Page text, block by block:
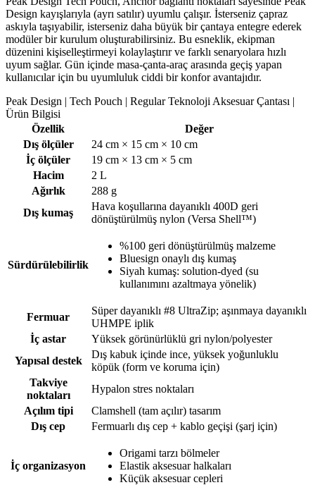
Design kayışlarıyla (ayrı satılır) uyumlu çalışır. İsterseniz çapraz
askıyla taşıyabilir, isterseniz daha büyük bir çantaya entegre ederek
modüler bir kurulum oluşturabilirsiniz. Bu esneklik, ekipman
düzenini kişiselleştirmeyi kolaylaştırır ve farklı senaryolara hızlı
uyum sağlar. Gün içinde masa-çanta-araç arasında geçiş yapan
kullanıcılar için bu uyumluluk ciddi bir konfor avantajıdır.
Peak Design | Tech Pouch | Regular Teknoloji Aksesuar Çantası |
Ürün Bilgisi
Özellik
Değer
Dış ölçüler
24 cm × 15 cm × 10 cm
İç ölçüler
19 cm × 13 cm × 5 cm
Hacim
2 L
Ağırlık
288 g
Dış kumaş
Hava koşullarına dayanıklı 400D geri
dönüştürülmüş nylon (Versa Shell™)
Sürdürülebilirlik
%100 geri dönüştürülmüş malzeme
Bluesign onaylı dış kumaş
Siyah kumaş: solution-dyed (su
kullanımını azaltmaya yönelik)
Fermuar
Süper dayanıklı #8 UltraZip; aşınmaya dayanıklı
UHMPE iplik
İç astar
Yüksek görünürlüklü gri nylon/polyester
Yapısal destek
Dış kabuk içinde ince, yüksek yoğunluklu
köpük (form ve koruma için)
Takviye
noktaları
Hypalon stres noktaları
Açılım tipi
Clamshell (tam açılır) tasarım
Dış cep
Fermuarlı dış cep + kablo geçişi (şarj için)
İç organizasyon
Origami tarzı bölmeler
Elastik aksesuar halkaları
Küçük aksesuar cepleri